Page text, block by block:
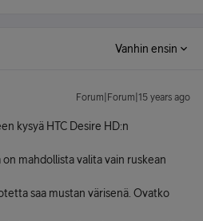
Vanhin ensin
Forum|Forum|15 years ago
kysyä HTC Desire HD:n
mahdollista valita vain ruskean
saa mustan värisenä. Ovatko